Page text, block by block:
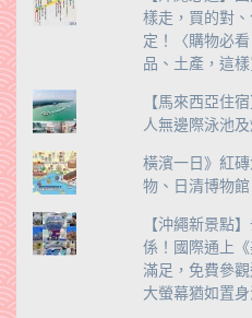
樣走，買的對
定！〈購物必
品、土產，這樣
【馬來西亞住
人無邊際泳池
橫濱一日》紅
物、日清博物
【沖繩新景點
係！國際通上
滿足，免費參
大螢幕猶如置身